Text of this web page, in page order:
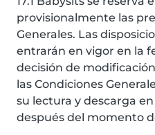
provisionalmente las
Generales. Las
entrarán en vigor en la
decisión de
las Condiciones
su lectura y descarga
después del momento